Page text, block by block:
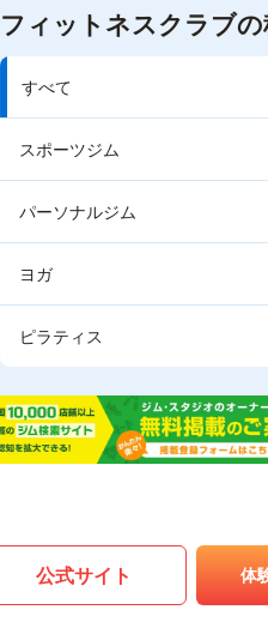
フィットネスクラブの
すべて
スポーツジム
パーソナルジム
ヨガ
ピラティス
公式サイト 体